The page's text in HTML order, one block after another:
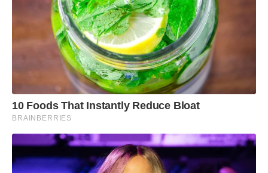
10 Foods That Instantly Reduce Bloat
BRAINBERRIES